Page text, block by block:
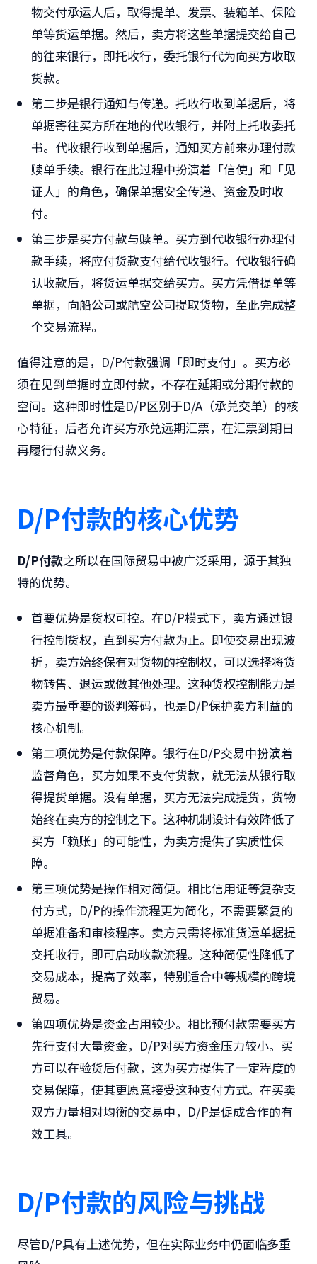
物交付承运人后，取得提单、发票、装箱单、保险
单等货运单据。然后，卖方将这些单据提交给自己
的往来银行，即托收行，委托银行代为向买方收取
货款。
第二步是银行通知与传递。托收行收到单据后，将
单据寄往买方所在地的代收银行，并附上托收委托
书。代收银行收到单据后，通知买方前来办理付款
赎单手续。银行在此过程中扮演着「信使」和「见
证人」的角色，确保单据安全传递、资金及时收
付。
第三步是买方付款与赎单。买方到代收银行办理付
款手续，将应付货款支付给代收银行。代收银行确
认收款后，将货运单据交给买方。买方凭借提单等
单据，向船公司或航空公司提取货物，至此完成整
个交易流程。
值得注意的是，D/P付款强调「即时支付」。买方必
须在见到单据时立即付款，不存在延期或分期付款的
空间。这种即时性是D/P区别于D/A（承兑交单）的核
心特征，后者允许买方承兑远期汇票，在汇票到期日
再履行付款义务。
D/P付款的核心优势
D/P付款之所以在国际贸易中被广泛采用，源于其独
特的优势。
首要优势是货权可控。在D/P模式下，卖方通过银
行控制货权，直到买方付款为止。即使交易出现波
折，卖方始终保有对货物的控制权，可以选择将货
物转售、退运或做其他处理。这种货权控制能力是
卖方最重要的谈判筹码，也是D/P保护卖方利益的
核心机制。
第二项优势是付款保障。银行在D/P交易中扮演着
监督角色，买方如果不支付货款，就无法从银行取
得提货单据。没有单据，买方无法完成提货，货物
始终在卖方的控制之下。这种机制设计有效降低了
买方「赖账」的可能性，为卖方提供了实质性保
障。
第三项优势是操作相对简便。相比信用证等复杂支
付方式，D/P的操作流程更为简化，不需要繁复的
单据准备和审核程序。卖方只需将标准货运单据提
交托收行，即可启动收款流程。这种简便性降低了
交易成本，提高了效率，特别适合中等规模的跨境
贸易。
第四项优势是资金占用较少。相比预付款需要买方
先行支付大量资金，D/P对买方资金压力较小。买
方可以在验货后付款，这为买方提供了一定程度的
交易保障，使其更愿意接受这种支付方式。在买卖
双方力量相对均衡的交易中，D/P是促成合作的有
效工具。
D/P付款的风险与挑战
尽管D/P具有上述优势，但在实际业务中仍面临多重